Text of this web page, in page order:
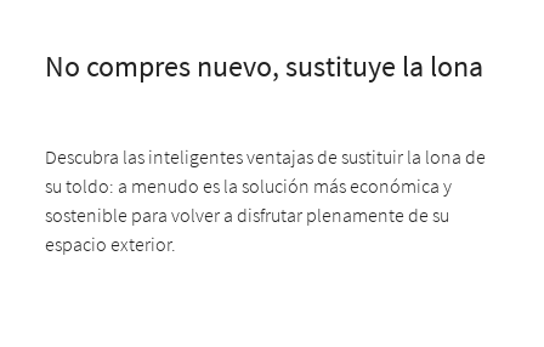
No compres nuevo, sustituye la lona
Descubra las inteligentes ventajas de sustituir la lona de
su toldo: a menudo es la solución más económica y
sostenible para volver a disfrutar plenamente de su
espacio exterior.